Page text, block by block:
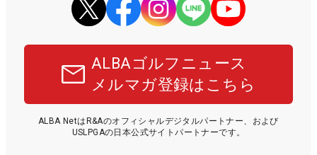
ALBAゴルフニュース
メルマガ登録はこちら
ALBA NetはR&Aのオフィシャルデジタルパートナー、および
USLPGAの日本公式サイトパートナーです。